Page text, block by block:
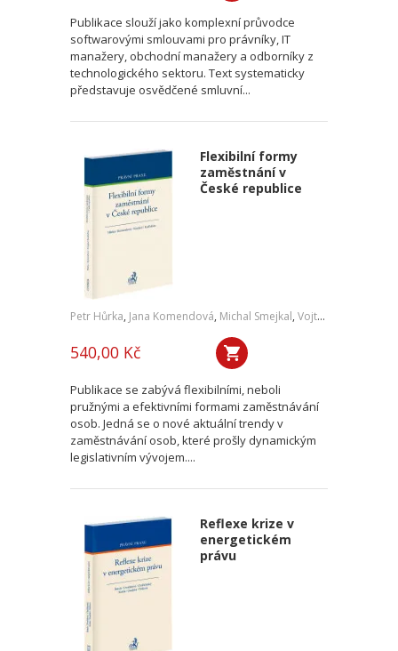
Publikace slouží jako komplexní průvodce
softwarovými smlouvami pro právníky, IT
manažery, obchodní manažery a odborníky z
technologického sektoru. Text systematicky
představuje osvědčené smluvní...
Flexibilní formy
zaměstnání v
České republice
Petr Hůrka, Jana Komendová, Michal Smejkal, Vojtěch Kadlubiec
540,00 Kč
Publikace se zabývá flexibilními, neboli
pružnými a efektivními formami zaměstnávání
osob. Jedná se o nové aktuální trendy v
zaměstnávání osob, které prošly dynamickým
legislativním vývojem....
Reflexe krize v
energetickém
právu